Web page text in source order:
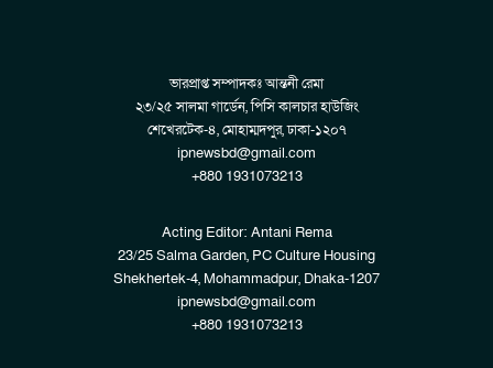
ভারপ্রাপ্ত সম্পাদকঃ আন্তনী রেমা
২৩/২৫ সালমা গার্ডেন, পিসি কালচার হাউজিং
শেখেরটেক-৪, মোহাম্মদপুর, ঢাকা-১২০৭
ipnewsbd@gmail.com
+880 1931073213
Acting Editor: Antani Rema
23/25 Salma Garden, PC Culture Housing
Shekhertek-4, Mohammadpur, Dhaka-1207
ipnewsbd@gmail.com
+880 1931073213